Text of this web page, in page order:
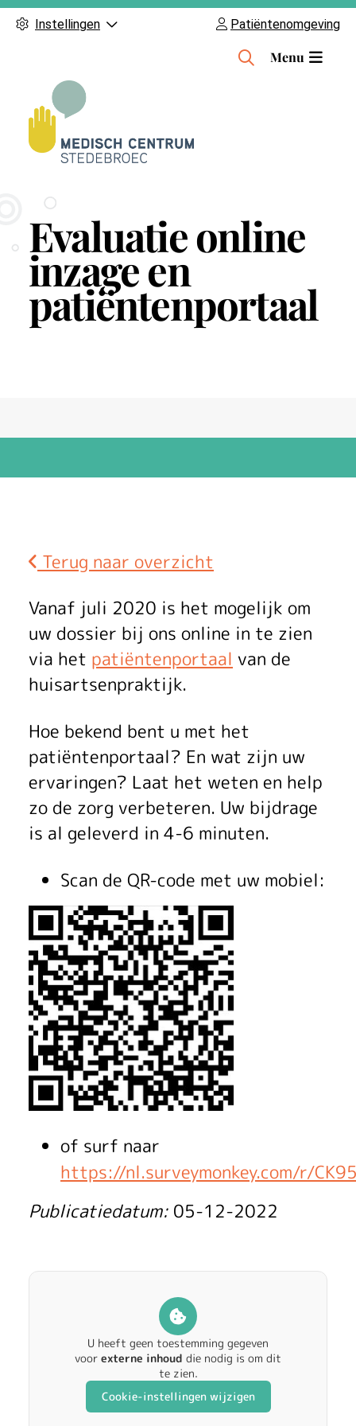
Instellingen Patiëntenomgeving
H
Menu
Evaluatie online
inzage en
patiëntenportaal
Terug naar overzicht
E
v
a
l
u
a
t
i
e
o
n
l
i
n
e
i
n
z
a
g
Vanaf juli 2020 is het mogelijk om
uw dossier bij ons online in te zien
via het patiëntenportaal van de
huisartsenpraktijk.
Hoe bekend bent u met het
patiëntenportaal? En wat zijn uw
ervaringen? Laat het weten en help
zo de zorg verbeteren. Uw bijdrage
is al geleverd in 4-6 minuten.
Scan de QR-code met uw mobiel:
of surf naar
https://nl.surveymonkey.com/r/
Publicatiedatum: 05-12-2022
U heeft geen toestemming gegeven
voor externe inhoud die nodig is om dit
te zien.
Cookie-instellingen wijzigen